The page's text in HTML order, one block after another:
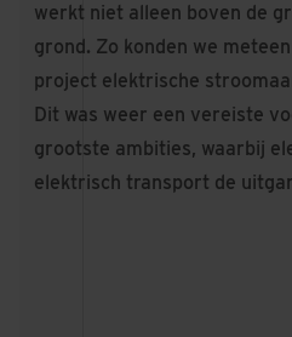
werkt niet alleen boven de
grond. Zo konden we
project elektrische
Dit was weer een vereiste
grootste ambities, waarbij
elektrisch transport de